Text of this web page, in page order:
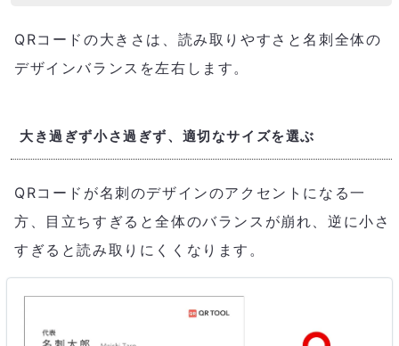
QRコードの大きさは、読み取りやすさと名刺全体の
デザインバランスを左右します。
大き過ぎず小さ過ぎず、適切なサイズを選ぶ
QRコードが名刺のデザインのアクセントになる一
方、目立ちすぎると全体のバランスが崩れ、逆に小さ
すぎると読み取りにくくなります。